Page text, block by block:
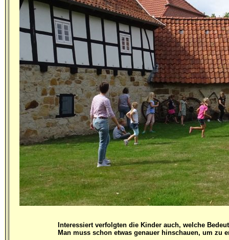
Interessiert verfolgten die Kinder auch, welche
Man muss schon etwas genauer hinschauen, um zu